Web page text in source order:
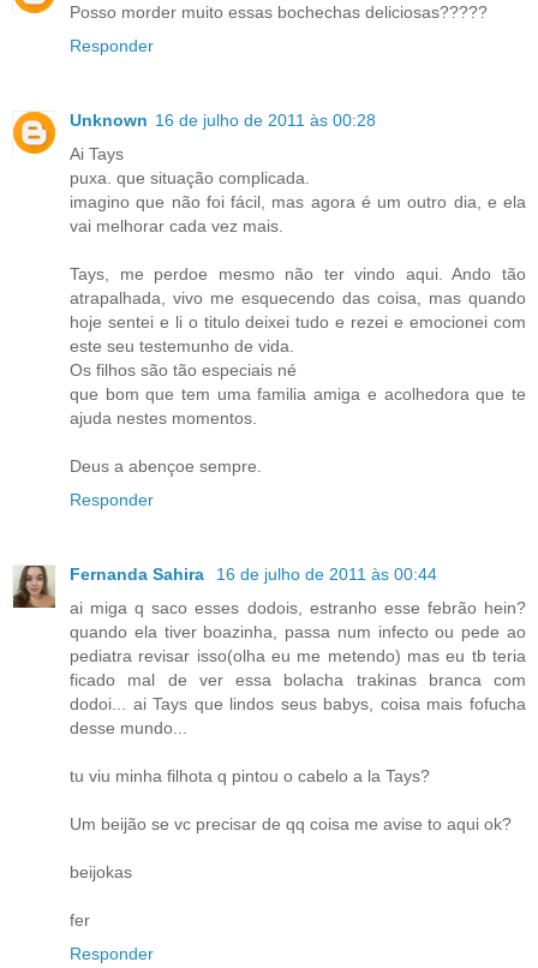
Posso morder muito essas bochechas deliciosas?????
Responder
Unknown 16 de julho de 2011 às 00:28
Ai Tays
puxa. que situação complicada.
imagino que não foi fácil, mas agora é um outro dia, e ela
vai melhorar cada vez mais.
Tays, me perdoe mesmo não ter vindo aqui. Ando tão
atrapalhada, vivo me esquecendo das coisa, mas quando
hoje sentei e li o titulo deixei tudo e rezei e emocionei com
este seu testemunho de vida.
Os filhos são tão especiais né
que bom que tem uma familia amiga e acolhedora que te
ajuda nestes momentos.
Deus a abençoe sempre.
Responder
Fernanda Sahira
16 de julho de 2011 às 00:44
ai miga q saco esses dodois, estranho esse febrão hein?
quando ela tiver boazinha, passa num infecto ou pede ao
pediatra revisar isso(olha eu me metendo) mas eu tb teria
ficado mal de ver essa bolacha trakinas branca com
dodoi... ai Tays que lindos seus babys, coisa mais fofucha
desse mundo...
tu viu minha filhota q pintou o cabelo a la Tays?
Um beijão se vc precisar de qq coisa me avise to aqui ok?
beijokas
fer
Responder